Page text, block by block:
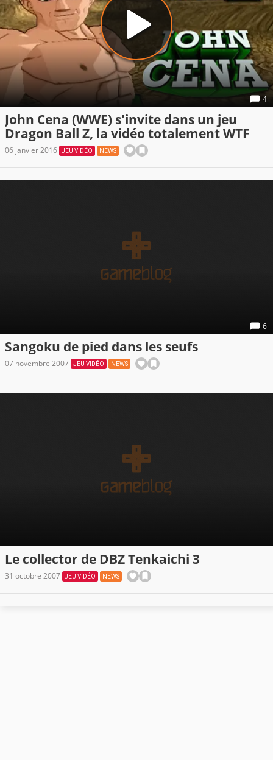
4
John Cena (WWE) s'invite dans un jeu
Dragon Ball Z, la vidéo totalement WTF
06 janvier 2016 JEU VIDÉO NEWS
6
Sangoku de pied dans les seufs
07 novembre 2007 JEU VIDÉO NEWS
Le collector de DBZ Tenkaichi 3
31 octobre 2007 JEU VIDÉO NEWS